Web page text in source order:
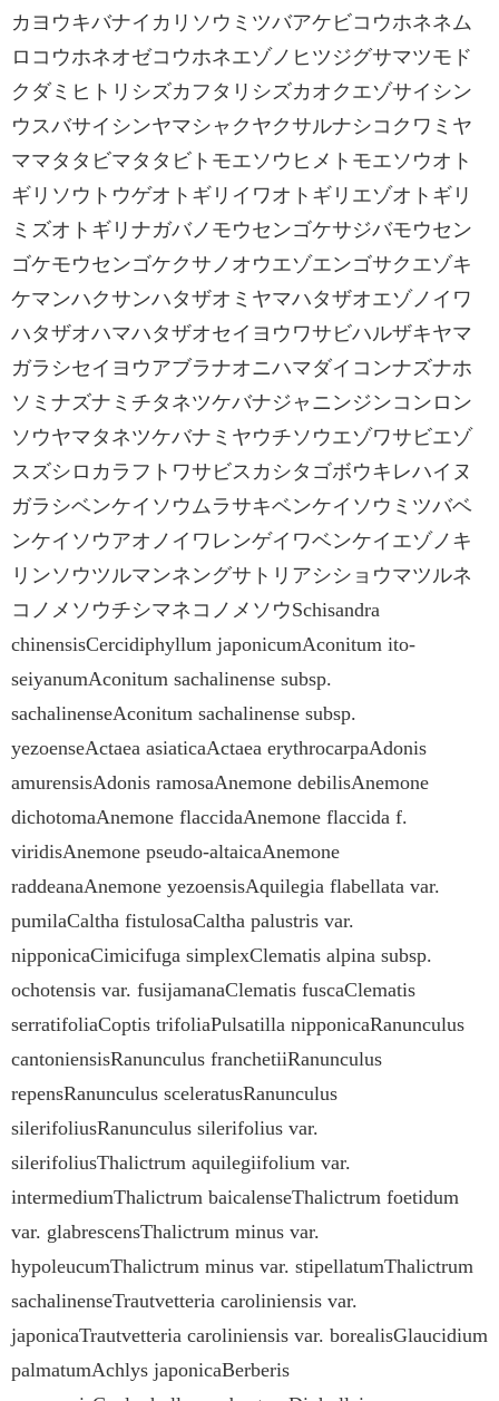
カヨウキバナイカリソウミツバアケビコウホネネム
ロコウホネオゼコウホネエゾノヒツジグサマツモド
クダミヒトリシズカフタリシズカオクエゾサイシン
ウスバサイシンヤマシャクヤクサルナシコクワミヤ
ママタタビマタタビトモエソウヒメトモエソウオト
ギリソウトウゲオトギリイワオトギリエゾオトギリ
ミズオトギリナガバノモウセンゴケサジバモウセン
ゴケモウセンゴケクサノオウエゾエンゴサクエゾキ
ケマンハクサンハタザオミヤマハタザオエゾノイワ
ハタザオハマハタザオセイヨウワサビハルザキヤマ
ガラシセイヨウアブラナオニハマダイコンナズナホ
ソミナズナミチタネツケバナジャニンジンコンロン
ソウヤマタネツケバナミヤウチソウエゾワサビエゾ
スズシロカラフトワサビスカシタゴボウキレハイヌ
ガラシベンケイソウムラサキベンケイソウミツバベ
ンケイソウアオノイワレンゲイワベンケイエゾノキ
リンソウツルマンネングサトリアシショウマツルネ
コノメソウチシマネコノメソウSchisandra
chinensisCercidiphyllum japonicumAconitum ito-
seiyanumAconitum sachalinense subsp.
sachalinenseAconitum sachalinense subsp.
yezoenseActaea asiaticaActaea erythrocarpaAdonis
amurensisAdonis ramosaAnemone debilisAnemone
dichotomaAnemone flaccidaAnemone flaccida f.
viridisAnemone pseudo-altaicaAnemone
raddeanaAnemone yezoensisAquilegia flabellata var.
pumilaCaltha fistulosaCaltha palustris var.
nipponicaCimicifuga simplexClematis alpina subsp.
ochotensis var. fusijamanaClematis fuscaClematis
serratifoliaCoptis trifoliaPulsatilla nipponicaRanunculus
cantoniensisRanunculus franchetiiRanunculus
repensRanunculus sceleratusRanunculus
silerifoliusRanunculus silerifolius var.
silerifoliusThalictrum aquilegiifolium var.
intermediumThalictrum baicalenseThalictrum foetidum
var. glabrescensThalictrum minus var.
hypoleucumThalictrum minus var. stipellatumThalictrum
sachalinenseTrautvetteria caroliniensis var.
japonicaTrautvetteria caroliniensis var. borealisGlaucidium
palmatumAchlys japonicaBerberis